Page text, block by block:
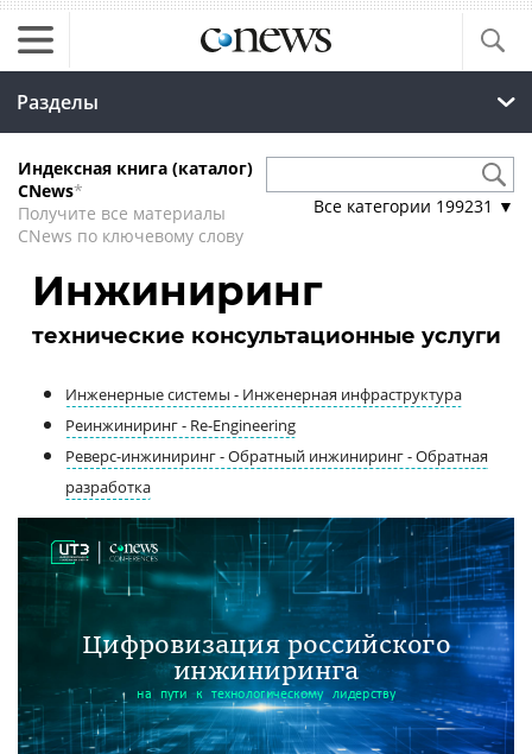
Разделы
Индексная книга (каталог)
CNews*
Получите все материалы
CNews по ключевому слову
Все категории 199231 ▼
Инжиниринг
технические консультационные услуги
Инженерные системы - Инженерная инфраструктура
Реинжиниринг - Re-Engineering
Реверс-инжиниринг - Обратный инжиниринг - Обратная
разработка